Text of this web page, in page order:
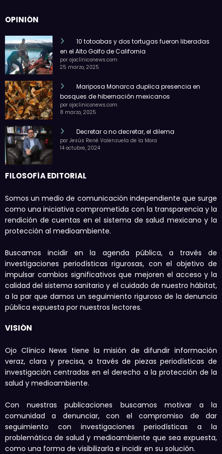
OPINIÓN
10 totoabas y dos tortugas fueron liberadas
en el Alto Golfo de California
por ojocliniconews.com
25 marzo, 2025
Mariposa Monarca duplica presencia en
bosques de hibernación mexicanos
por ojocliniconews.com
8 marzo, 2025
Decretar o no decretar, el dilema
por Jesús René Valenzuela de la Mora
14 octubre, 2024
FILOSOFÍA EDITORIAL
Somos un medio de comunicación independiente que surge
como una iniciativa comprometida con la transparencia y la
rendición de cuentas en el sistema de salud mexicano y la
protección al medioambiente.
Buscamos incidir en la agenda pública, a través de
investigaciones periodísticas rigurosas, con el objetivo de
impulsar cambios significativos que mejoren el acceso y la
calidad del sistema sanitario y el cuidado de nuestro hábitat,
a la par que damos un seguimiento riguroso de la denuncia
pública expuesta por nuestros lectores.
VISIÓN
Ojo Clínico News tiene la misión de difundir información
veraz, clara y precisa, a través de piezas periodísticas de
investigación centradas en el derecho a la protección de la
salud y medioambiente.
Con nuestras publicaciones buscamos motivar a la
comunidad a denunciar, con el compromiso de dar
seguimiento con investigaciones periodísticas a la
problemática de salud y medioambiente que sea expuesta,
como una forma de visibilizarla e incidir en su solución.